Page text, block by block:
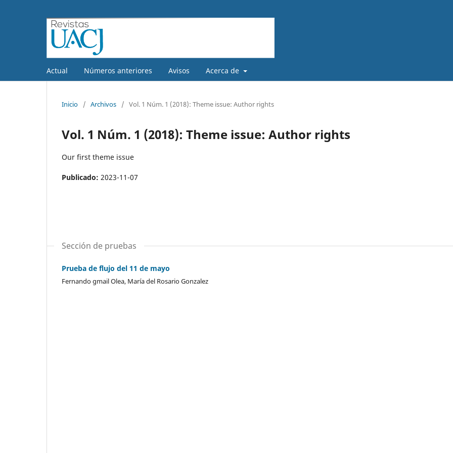
Actual Números anteriores Avisos Acerca de
Inicio / Archivos / Vol. 1 Núm. 1 (2018): Theme issue: Author rights
Vol. 1 Núm. 1 (2018): Theme issue: Author rights
Our first theme issue
Publicado: 2023-11-07
Sección de pruebas
Prueba de flujo del 11 de mayo
Fernando gmail Olea, María del Rosario Gonzalez